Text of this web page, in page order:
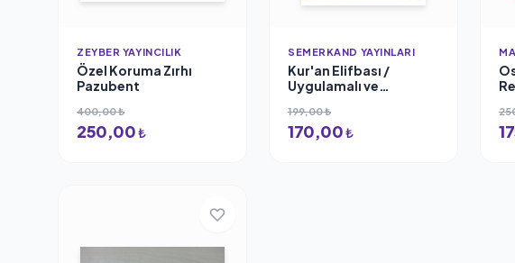
ZEYBER YAYINCILIK
Özel Koruma Zırhı
Pazubent
400,00 ₺
250,00₺
SEMERKAND YAYINLARI
Kur'an Elifbası /
Uygulamalı ve
199,00 ₺
170,00₺